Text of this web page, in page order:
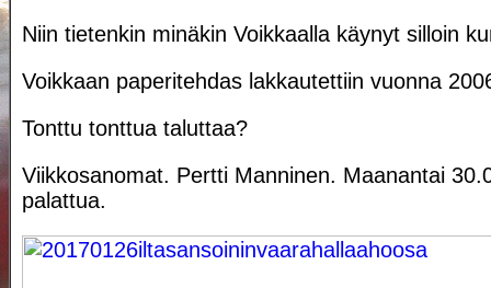
Niin tietenkin minäkin Voikkaalla käynyt silloin
Voikkaan paperitehdas lakkautettiin vuonna
Tonttu tonttua taluttaa?
Viikkosanomat. Pertti Manninen. Maanantai
palattua.